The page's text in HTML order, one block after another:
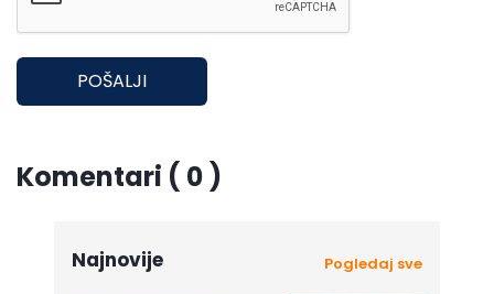
POŠALJI
Komentari ( 0 )
Najnovije Pogledaj sve